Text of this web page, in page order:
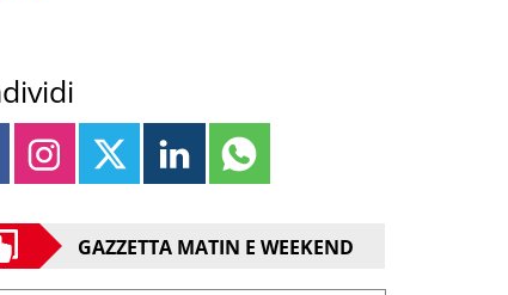
GAZZETTA MATIN E WEEKEND